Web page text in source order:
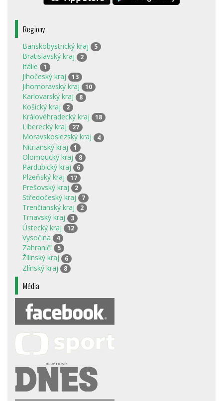
Regiony
Banskobystrický kraj 5
Bratislavský kraj 2
Itálie 1
Jihočeský kraj 13
Jihomoravský kraj 10
Karlovarský kraj 8
Košický kraj 2
Královéhradecký kraj 18
Liberecký kraj 27
Moravskoslezský kraj 4
Nitrianský kraj 1
Olomoucký kraj 8
Pardubický kraj 6
Plzeňský kraj 17
Prešovský kraj 2
Středočeský kraj 7
Trenčianský kraj 2
Trnavský kraj 3
Ústecký kraj 12
Vysočina 4
Zahraničí 5
Žilinský kraj 6
Zlínský kraj 8
Média